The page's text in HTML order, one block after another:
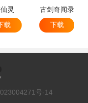
灵
载
古剑奇闻录
下载
号-14